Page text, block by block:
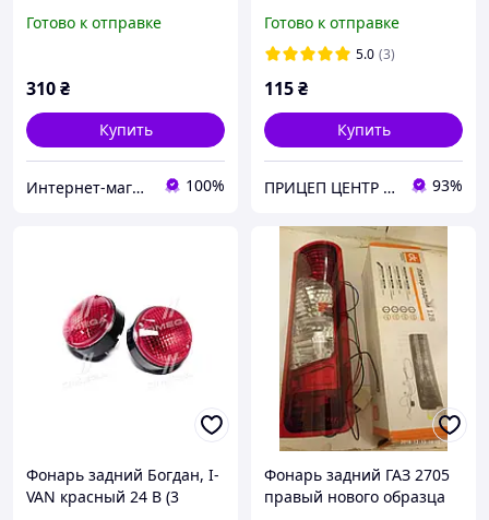
Готово к отправке
310₴
Купить
Интернет-магазин Автозапчасти 100%
(левый/правый) LED <ДК>
Готово к отправке
5.0 (3)
115₴
Купить
ПРИЦЕП ЦЕНТР 24/7 93%
Фонарь задний Богдан, I-
VAN красный 24 В (3
Фонарь задний ГАЗ 2705
правый нового образца